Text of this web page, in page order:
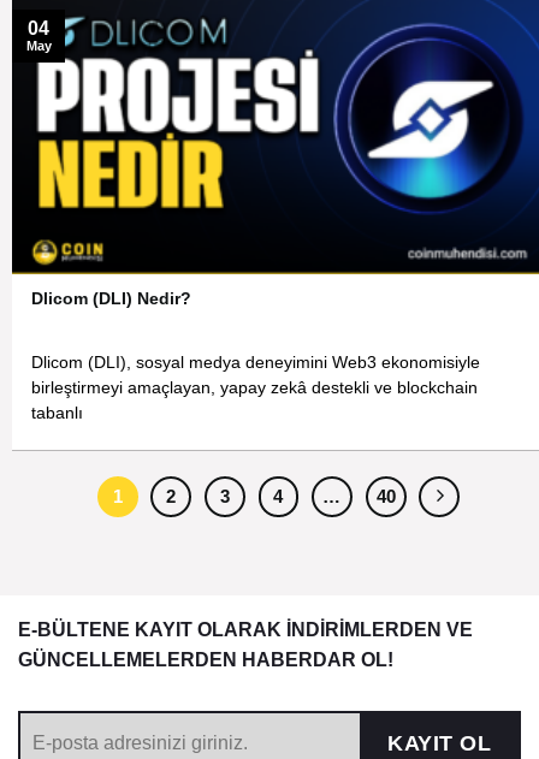
Dlicom (DLI) Nedir?
Dlicom (DLI), sosyal medya deneyimini Web3 ekonomisiyle
birleştirmeyi amaçlayan, yapay zekâ destekli ve blockchain
tabanlı
04
May
1 2 3 4 … 40
E-BÜLTENE KAYIT OLARAK İNDİRİMLERDEN VE
GÜNCELLEMELERDEN HABERDAR OL!
KAYIT OL